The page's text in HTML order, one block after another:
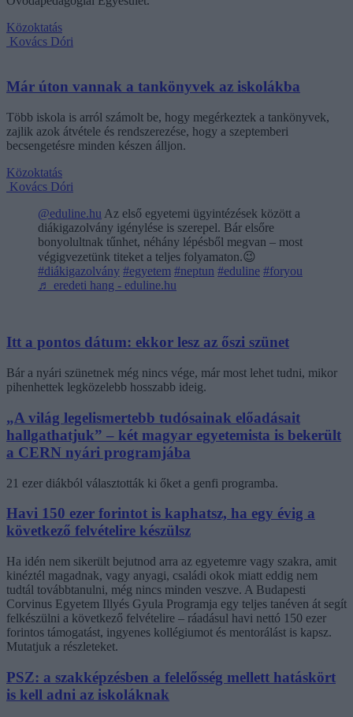
Közoktatás
Kovács Dóri
Már úton vannak a tankönyvek az iskolákba
Több iskola is arról számolt be, hogy megérkeztek a tankönyvek,
zajlik azok átvétele és rendszerezése, hogy a szeptemberi
becsengetésre minden készen álljon.
Közoktatás
Kovács Dóri
@eduline.hu Az első egyetemi ügyintézések között a
diákigazolvány igénylése is szerepel. Bár elsőre
bonyolultnak tűnhet, néhány lépésből megvan – most
végigvezetünk titeket a teljes folyamaton.😉
#diákigazolvány #egyetem #neptun #eduline #foryou
♬ eredeti hang - eduline.hu
Itt a pontos dátum: ekkor lesz az őszi szünet
Bár a nyári szünetnek még nincs vége, már most lehet tudni, mikor
pihenhettek legközelebb hosszabb ideig.
„A világ legelismertebb tudósainak előadásait
hallgathatjuk” – két magyar egyetemista is bekerült
a CERN nyári programjába
21 ezer diákból választották ki őket a genfi programba.
Havi 150 ezer forintot is kaphatsz, ha egy évig a
következő felvételire készülsz
Ha idén nem sikerült bejutnod arra az egyetemre vagy szakra, amit
kinéztél magadnak, vagy anyagi, családi okok miatt eddig nem
tudtál továbbtanulni, még nincs minden veszve. A Budapesti
Corvinus Egyetem Illyés Gyula Programja egy teljes tanéven át segít
felkészülni a következő felvételire – ráadásul havi nettó 150 ezer
forintos támogatást, ingyenes kollégiumot és mentorálást is kapsz.
Mutatjuk a részleteket.
PSZ: a szakképzésben a felelősség mellett hatáskört
is kell adni az iskoláknak